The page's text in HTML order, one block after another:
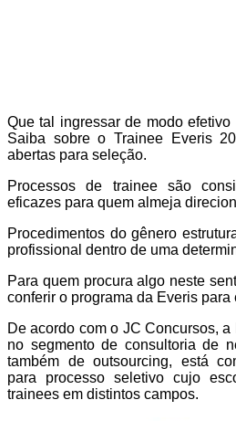
Que tal ingressar de modo
Saiba sobre o Trainee Everis
abertas para seleção.
Processos de trainee são
eficazes para quem almeja
Procedimentos do gênero
profissional dentro de uma
Para quem procura algo neste
conferir o programa da Everis para
De acordo com o JC Concursos,
no segmento de consultoria de
também de outsourcing, está
para processo seletivo cujo
trainees em distintos campos.